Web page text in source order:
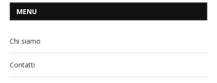
MENU
Chi siamo
Contatti